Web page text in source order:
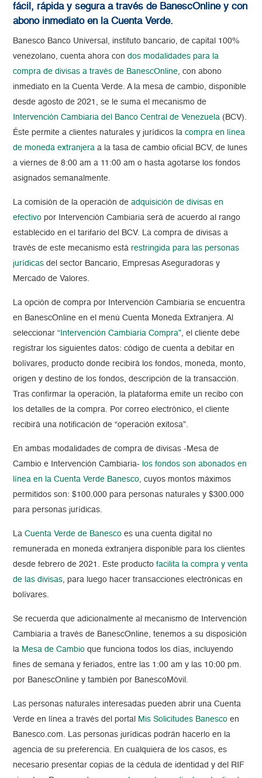
fácil, rápida y segura a través de BanescOnline y con
abono inmediato en la Cuenta Verde.
Banesco Banco Universal, instituto bancario, de capital 100%
venezolano, cuenta ahora condos modalidades para la
compra de divisas a través de BanescOnline, con abono
inmediato en la Cuenta Verde. A la mesa de cambio, disponible
desde agosto de 2021, se le suma el mecanismo de
Intervención Cambiaria del Banco Central de Venezuela (BCV).
Éste permite a clientes naturales y jurídicos lacompra en línea
de moneda extranjera a la tasa de cambio oficial BCV, de lunes
a viernes de 8:00 am a 11:00 am o hasta agotarse los fondos
asignados semanalmente.
La comisión de la operación de adquisición de divisas en
efectivo por Intervención Cambiaria será de acuerdo al rango
establecido en el tarifario del BCV. La compra de divisas a
través de este mecanismo está restringida para las personas
jurídicas del sector Bancario, Empresas Aseguradoras y
Mercado de Valores.
La opción de compra por Intervención Cambiaria se encuentra
en BanescOnline en el menú Cuenta Moneda Extranjera. Al
seleccionar“Intervención Cambiaria Compra”, el cliente debe
registrar los siguientes datos: código de cuenta a debitar en
bolívares, producto donde recibirá los fondos, moneda, monto,
origen y destino de los fondos, descripción de la transacción.
Tras confirmar la operación, la plataforma emite un recibo con
los detalles de la compra. Por correo electrónico, el cliente
recibirá una notificación de “operación exitosa”.
En ambas modalidades de compra de divisas -Mesa de
Cambio e Intervención Cambiaria- los fondos son abonados en
línea en la Cuenta Verde Banesco, cuyos montos máximos
permitidos son: $100.000 para personas naturales y $300.000
para personas jurídicas.
LaCuenta Verde de Banesco es una cuenta digital no
remunerada en moneda extranjera disponible para los clientes
desde febrero de 2021. Este productofacilita la compra y venta
de las divisas, para luego hacer transacciones electrónicas en
bolívares.
Se recuerda que adicionalmente al mecanismo de Intervención
Cambiaria a través de BanescOnline, tenemos a su disposición
la Mesa de Cambio que funciona todos los días, incluyendo
fines de semana y feriados, entre las 1:00 am y las 10:00 pm.
por BanescOnline y también por BanescoMóvil.
Las personas naturales interesadas pueden abrir una Cuenta
Verde en línea a través del portal
Mis Solicitudes Banesco en
Banesco.com. Las personas jurídicas podrán hacerlo en la
agencia de su preferencia. En cualquiera de los casos, es
necesario presentar copias de la cédula de identidad y del RIF